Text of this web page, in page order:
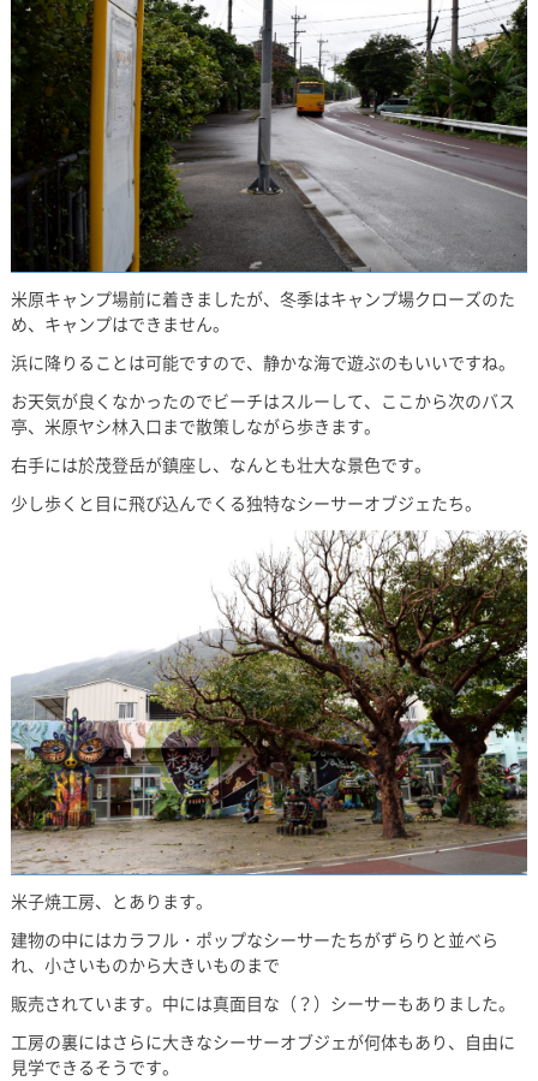
米原キャンプ場前に着きましたが、冬季はキャンプ場クローズのた
め、キャンプはできません。
浜に降りることは可能ですので、静かな海で遊ぶのもいいですね。
お天気が良くなかったのでビーチはスルーして、ここから次のバス
亭、米原ヤシ林入口まで散策しながら歩きます。
右手には於茂登岳が鎮座し、なんとも壮大な景色です。
少し歩くと目に飛び込んでくる独特なシーサーオブジェたち。
米子焼工房、とあります。
建物の中にはカラフル・ポップなシーサーたちがずらりと並べら
れ、小さいものから大きいものまで
販売されています。中には真面目な（？）シーサーもありました。
工房の裏にはさらに大きなシーサーオブジェが何体もあり、自由に
見学できるそうです。